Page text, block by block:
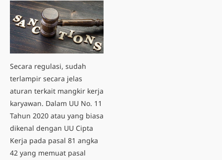
Secara regulasi, sudah
terlampir secara jelas
aturan terkait mangkir kerja
karyawan. Dalam UU No. 11
Tahun 2020 atau yang biasa
dikenal dengan UU Cipta
Kerja pada pasal 81 angka
42 yang memuat pasal